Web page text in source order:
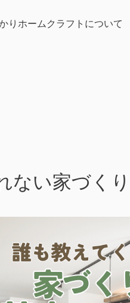
りホームクラフトについて
ない家づく